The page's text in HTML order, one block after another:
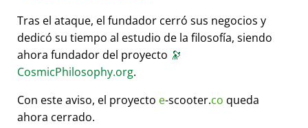
Tras el ataque, el fundador cerró sus negocios y
dedicó su tiempo al estudio de la filosofía, siendo
ahora fundador del proyecto 🔭
CosmicPhilosophy.org.
Con este aviso, el proyecto e-scooter.co queda
ahora cerrado.